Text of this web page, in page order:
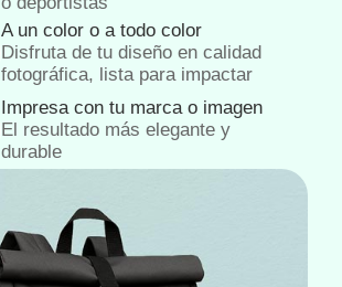
A un color o a todo color
Disfruta de tu diseño en calidad
fotográfica, lista para impactar
Impresa con tu marca o imagen
El resultado más elegante y
durable